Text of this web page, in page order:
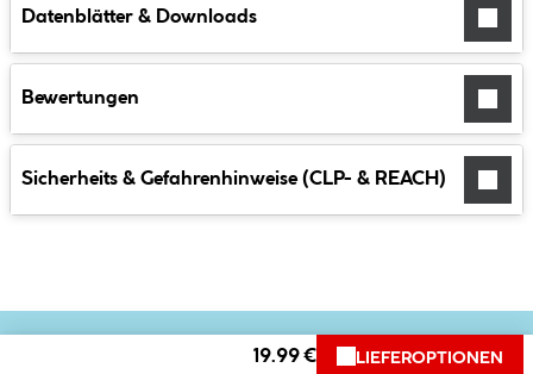
Datenblätter & Downloads
Bewertungen
Sicherheits & Gefahrenhinweise (CLP- & REACH)
19.99 € LIEFEROPTIONEN